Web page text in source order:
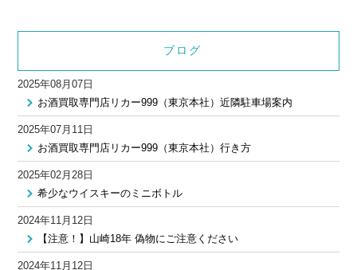
ブログ
2025年08月07日
お酒買取専門店リカー999（東京本社）近隣駐車場案内
2025年07月11日
お酒買取専門店リカー999（東京本社）行き方
2025年02月28日
希少なウイスキーのミニボトル
2024年11月12日
【注意！】山崎18年 偽物にご注意ください
2024年11月12日